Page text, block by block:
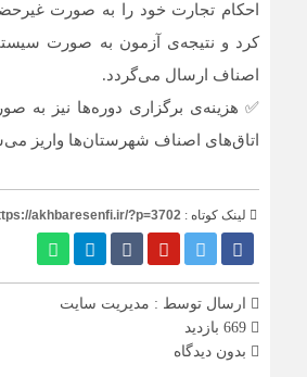
احکام تجارت خود را به صورت
کرد و نتیجه‌ی آزمون به صورت
اصناف ارسال می‌گردد.
✅ هزینه‌ی برگزاری دوره‌ها نیز به
اتاق‌های اصناف شهرستان‌ها واریز
لینک کوتاه : akhbaresenfi.ir/?p=3702
ارسال توسط : مدیریت سایت
بدون دیدگاه